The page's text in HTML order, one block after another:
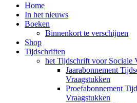
Home
In het nieuws
Boeken
Binnenkort te verschijnen
Shop
Tijdschriften
het Tijdschrift voor Sociale
Jaarabonnement
Vraagstukken
Proefabonnement
Vraagstukken